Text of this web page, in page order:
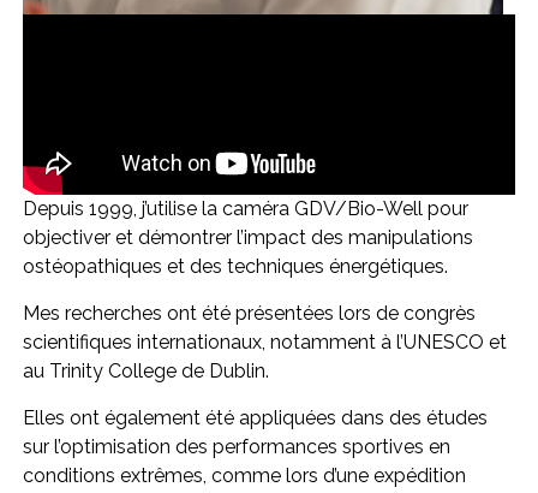
Depuis 1999, j’utilise la caméra GDV/Bio-Well pour
objectiver et démontrer l’impact des manipulations
ostéopathiques et des techniques énergétiques.
Mes recherches ont été présentées lors de congrès
scientifiques internationaux, notamment à l’UNESCO et
au Trinity College de Dublin.
Elles ont également été appliquées dans des études
sur l’optimisation des performances sportives en
conditions extrêmes, comme lors d’une expédition